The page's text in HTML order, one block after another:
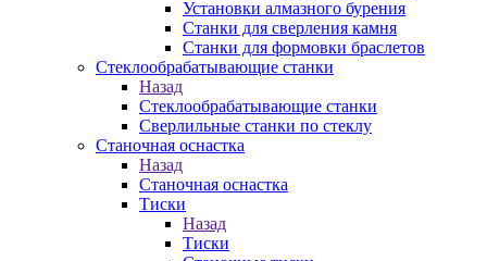
Установки алмазного бурения
Станки для сверления камня
Станки для формовки браслетов
Стеклообрабатывающие станки
Назад
Стеклообрабатывающие станки
Сверлильные станки по стеклу
Станочная оснастка
Назад
Станочная оснастка
Тиски
Назад
Тиски